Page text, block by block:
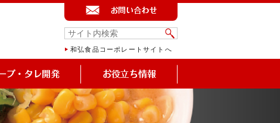
和弘食品コーポレートサイトへ